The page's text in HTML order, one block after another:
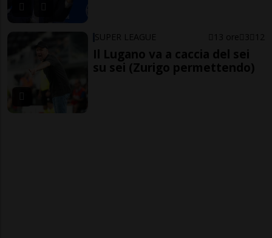
SUPER LEAGUE 13 ore 3 12
Il Lugano va a caccia del sei
su sei (Zurigo permettendo)